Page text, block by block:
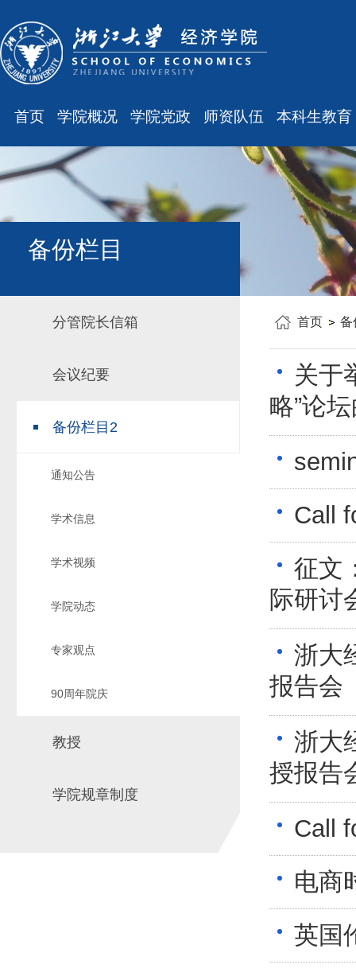
首页 学院概况
学院简介
现任领导
组织结构
学科设置
学院党政
会议通知
会议纪要
工会之声
师资队伍
最新消息
职称晋升
人事培训
博士后管理
本科生教育
最新消息
规章制度
课表、校历
主修专业确认
学籍管理
教学与教务
毕业论文
科研训练
实习实践
对外交流
培养计划
备份栏目
分管院长信箱
会议纪要
备份栏目2
通知公告
学术信息
学术视频
学院动态
专家观点
90周年院庆
教授
学院规章制度
首页 备
关于
略”论
Call
征文
际研讨
浙大
报告会
浙大
授报告
Call
电商
英国